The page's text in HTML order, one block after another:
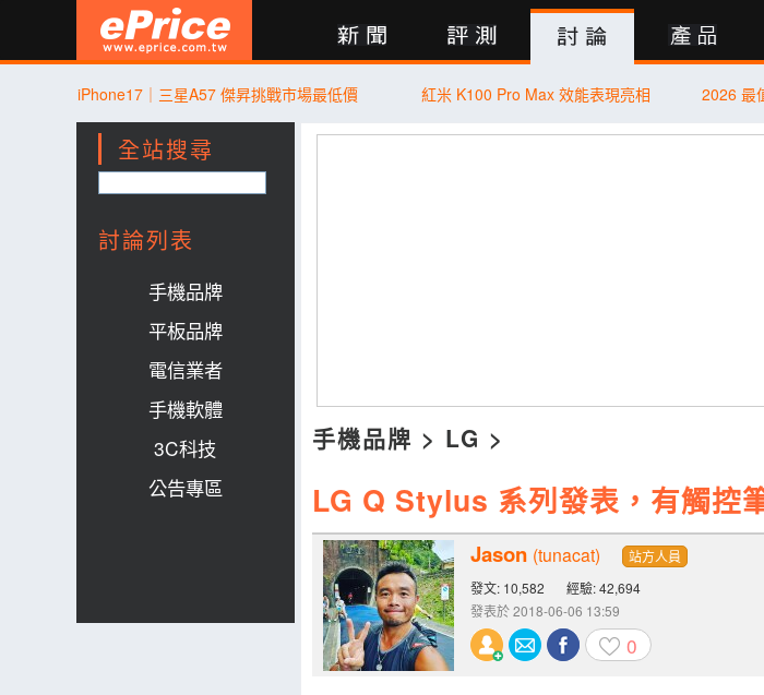
評測 討論 產品 買賣 登入 行動版
iPhone17｜三星A57 傑昇挑戰市場最低價 紅米 K100 Pro Max 效能表現亮相
全站搜尋
討論列表
手機品牌
平板品牌
電信業者
手機軟體
3C科技
公告專區
手機品牌 > LG >
LG Q Stylus 系列發表，有觸控
Jason (tunacat)
站方人員
發文: 10,582
經驗: 42,694
發表於 2018-06-06 13:59
0